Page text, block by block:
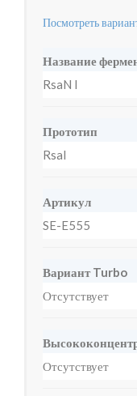
Посмотреть
Название
RsaN I
Прототип
RsaI
Артикул
SE-E555
Вариант Turbo
Отсутствует
Отсутствует